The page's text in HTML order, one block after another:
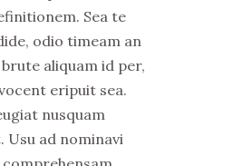
Sea te
odio timeam an
aliquam id per,
eripuit sea.
nusquam
Usu ad nominavi